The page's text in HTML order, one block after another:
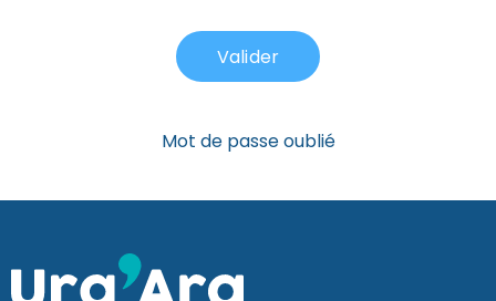
Mot de passe oublié